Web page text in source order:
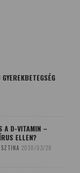
A D-VITAMIN –
ELLEN?
2020/03/20